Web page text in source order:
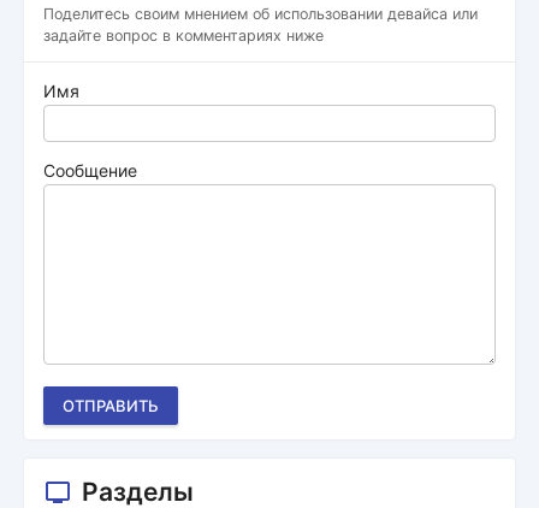
Поделитесь своим мнением об использовании девайса или
задайте вопрос в комментариях ниже
Имя
Сообщение
ОТПРАВИТЬ
Разделы